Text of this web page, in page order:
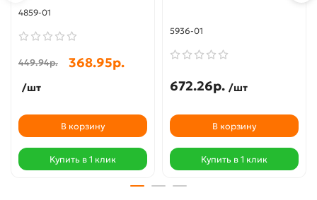
4859-01
449.94р. 368.95р.
/шт
В корзину
Купить в 1 клик
5936-01
672.26р. /шт
В корзину
Купить в 1 клик